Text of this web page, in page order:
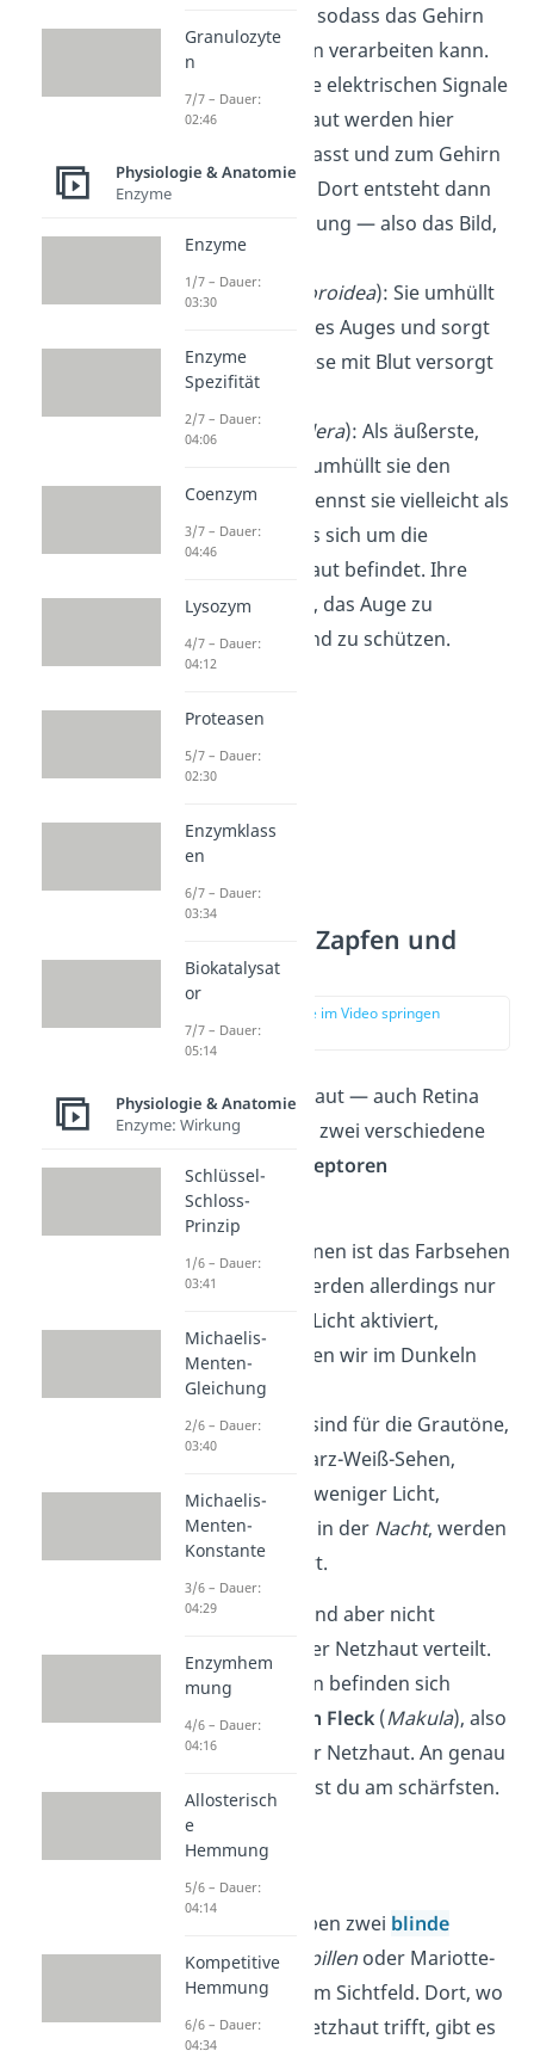
umgewandelt, sodass das Gehirn
die Information verarbeiten kann.
: All die elektrischen Signale
von der Netzhaut werden hier
zusammengefasst und zum Gehirn
weitergeleitet. Dort entsteht dann
die Wahrnehmung — also das Bild,
das wir sehen.
Aderhaut
Choroidea): Sie umhüllt
die Netzhaut des Auges und sorgt
dafür, dass diese mit Blut versorgt
wird.
Lederhaut
Sclera): Als äußerste,
weiße Schicht umhüllt sie den
Augapfel. Du kennst sie vielleicht als
das Weiße, was sich um die
Regenbogenhaut befindet. Ihre
Funktion ist es, das Auge zu
stabilisieren und zu schützen.
Sinneszellen: Zapfen und
Stäbchen
zur Stelle im Video springen
(02:46)
Auf unserer Netzhaut — auch Retina
genannt — gibt es zwei verschiedene
Arten von
Fotorezeptoren
(Sinneszellen):
Zapfen
: Mit ihnen ist das Farbsehen
möglich. Sie werden allerdings nur
bei genügend Licht aktiviert,
deswegen sehen wir im Dunkeln
nur Grautöne.
Stäbchen
: Sie sind für die Grautöne,
also das Schwarz-Weiß-Sehen,
zuständig. Bei weniger Licht,
beispielsweise in der Nacht, werden
nur sie aktiviert.
Die Sinneszellen sind aber nicht
gleichmäßig auf der Netzhaut verteilt.
Die meisten Zapfen befinden sich
nämlich amgelben Fleck (Makula), also
etwa mittig auf der Netzhaut. An genau
diesem Punkt siehst du am schärfsten.
Blinder Fleck
Wir Menschen haben zwei blinde
Flecken(auch: Papillen oder Mariotte-
Flecken) in unserem Sichtfeld. Dort, wo
der Sehnerv die Netzhaut trifft, gibt es
Granulozyte
n
7/7 – Dauer:
02:46
Physiologie & Anatomie
Enzyme
Enzyme
1/7 – Dauer:
03:30
Enzyme
Spezifität
2/7 – Dauer:
04:06
Coenzym
3/7 – Dauer:
04:46
Lysozym
4/7 – Dauer:
04:12
Proteasen
5/7 – Dauer:
02:30
Enzymklass
en
6/7 – Dauer:
03:34
Biokatalysat
or
7/7 – Dauer:
05:14
Physiologie & Anatomie
Enzyme: Wirkung
Schlüssel-
Schloss-
Prinzip
1/6 – Dauer:
03:41
Michaelis-
Menten-
Gleichung
2/6 – Dauer:
03:40
Michaelis-
Menten-
Konstante
3/6 – Dauer:
04:29
Enzymhem
mung
4/6 – Dauer:
04:16
Allosterisch
e
Hemmung
5/6 – Dauer:
04:14
Kompetitive
Hemmung
6/6 – Dauer:
04:34